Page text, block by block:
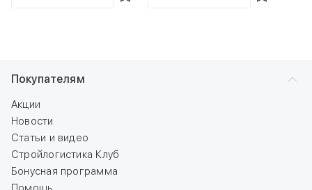
Покупателям
Акции
Новости
Статьи и видео
Стройлогистика Клуб
Бонусная программа